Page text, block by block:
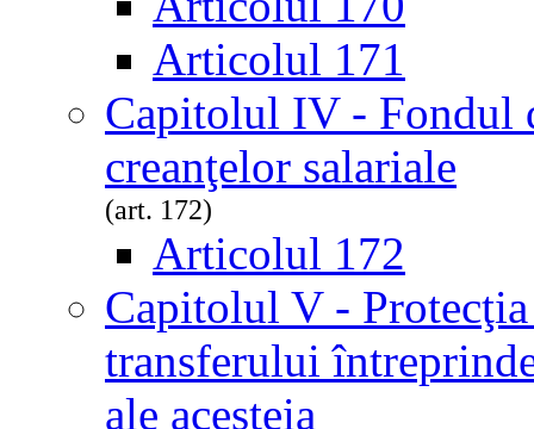
Articolul 171
Capitolul IV - Fondul
creanţelor salariale
(art. 172)
Articolul 172
Capitolul V -
transferului
ale acesteia